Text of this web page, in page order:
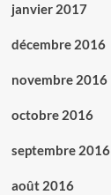
janvier 2017
décembre 2016
novembre 2016
octobre 2016
septembre 2016
août 2016